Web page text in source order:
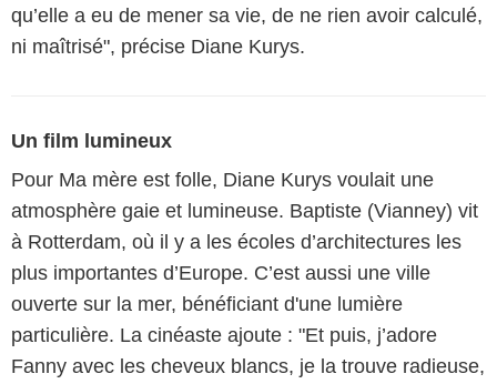
qu’elle a eu de mener sa vie, de ne rien avoir calculé,
ni maîtrisé", précise Diane Kurys.
Un film lumineux
Pour Ma mère est folle, Diane Kurys voulait une
atmosphère gaie et lumineuse. Baptiste (Vianney) vit
à Rotterdam, où il y a les écoles d’architectures les
plus importantes d’Europe. C’est aussi une ville
ouverte sur la mer, bénéficiant d'une lumière
particulière. La cinéaste ajoute : "Et puis, j’adore
Fanny avec les cheveux blancs, je la trouve radieuse,